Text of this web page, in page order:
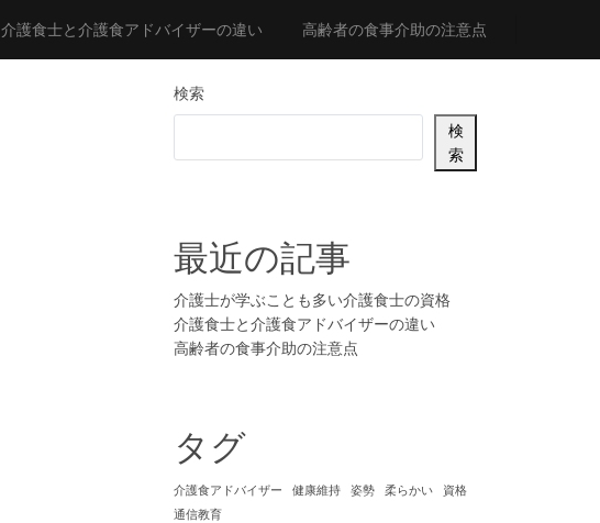
介護食士と介護食アドバイザーの違い 高齢者の食事介助の注意点
検索
検
索
最近の記事
介護士が学ぶことも多い介護食士の資格
介護食士と介護食アドバイザーの違い
高齢者の食事介助の注意点
タグ
介護食アドバイザー 健康維持 姿勢 柔らかい
資格
通信教育